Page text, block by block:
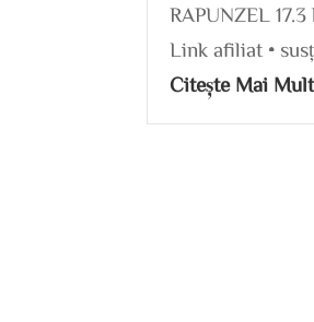
RAPUNZEL
Link afiliat •
Citește Mai Mult